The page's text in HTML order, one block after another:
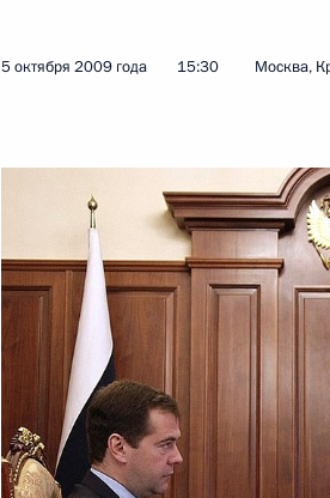
9 октября 2009 года, 17:30
Совместные действия стран
из экономического кризиса –
в Кишинёве
9 октября 2009 года, 17:00 Кишинёв
5 октября 2009 года 15:30 Москва,